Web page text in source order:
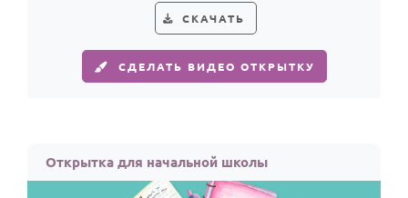
СКАЧАТЬ
СДЕЛАТЬ ВИДЕО ОТКРЫТКУ
Открытка для начальной школы